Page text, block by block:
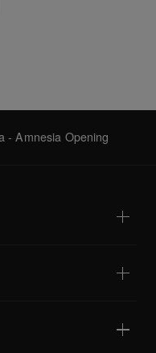
- Amnesia Opening